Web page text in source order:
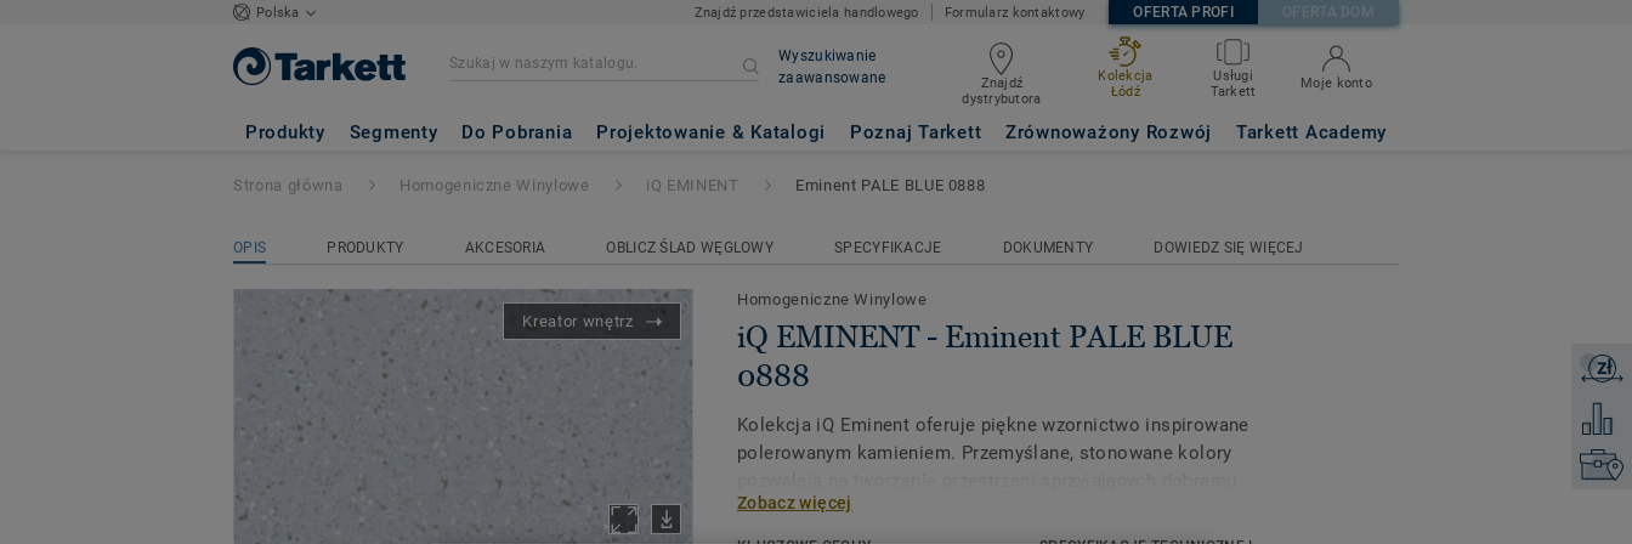
Polska Znajdź przedstawiciela handlowego Formularz kontaktowy OFERTA PROFI OFERTA DOM
Wyszukiwanie
zaawansowane
Znajdź
dystrybutora
Kolekcja
Łódź
Usługi
Tarkett
Moje konto
Produkty Segmenty Do Pobrania Projektowanie & Katalogi Poznaj Tarkett Zrównoważony Rozwój Tarkett Academy
iQ EMINENT - Eminent PALE BLUE 0888
zł
Dodaj
Strona główna Homogeniczne Winylowe iQ EMINENT Eminent PALE BLUE 0888
OPIS PRODUKTY AKCESORIA OBLICZ ŚLAD WĘGLOWY SPECYFIKACJE DOKUMENTY DOWIEDZ SIĘ WIĘCEJ
Kreator wnętrz
Homogeniczne Winylowe
iQ EMINENT - Eminent PALE BLUE
0888
Kolekcja iQ Eminent oferuje piękne wzornictwo inspirowane
polerowanym kamieniem. Przemyślane, stonowane kolory
samopoczuciu. Jako część serii iQ, kolekcja ta oferuje
wyjątkową trwałość oraz doskonałą odporność na ścieranie,
Zobacz więcej